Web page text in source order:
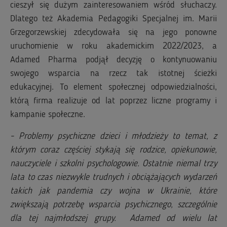
cieszył się dużym zainteresowaniem wśród słuchaczy.
Dlatego też Akademia Pedagogiki Specjalnej im. Marii
Grzegorzewskiej zdecydowała się na jego ponowne
uruchomienie w roku akademickim 2022/2023, a
Adamed Pharma podjął decyzję o kontynuowaniu
swojego wsparcia na rzecz tak istotnej ścieżki
edukacyjnej. To element społecznej odpowiedzialności,
którą firma realizuje od lat poprzez liczne programy i
kampanie społeczne.
- Problemy psychiczne dzieci i młodzieży to temat, z
którym coraz częściej stykają się rodzice, opiekunowie,
nauczyciele i szkolni psychologowie. Ostatnie niemal trzy
lata to czas niezwykle trudnych i obciążających wydarzeń
takich jak pandemia czy wojna w Ukrainie, które
zwiększają potrzebę wsparcia psychicznego, szczególnie
dla tej najmłodszej grupy. Adamed od wielu lat